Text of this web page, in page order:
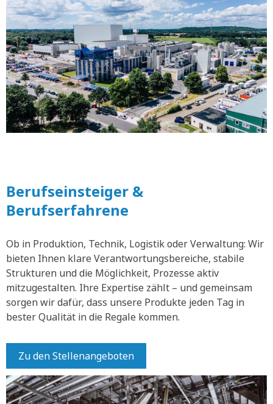
Berufseinsteiger &
Berufserfahrene
Ob in Produktion, Technik, Logistik oder Verwaltung: Wir
bieten Ihnen klare Verantwortungsbereiche, stabile
Strukturen und die Möglichkeit, Prozesse aktiv
mitzugestalten. Ihre Expertise zählt – und gemeinsam
sorgen wir dafür, dass unsere Produkte jeden Tag in
bester Qualität in die Regale kommen.
Zu den Stellenangeboten